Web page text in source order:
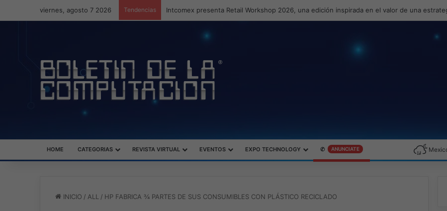
viernes, agosto 7 2026 Tendencias Intcomex presenta Retail Workshop 2026, una edición inspirada en el valor de una
HOME CATEGORIAS REVISTA VIRTUAL EVENTOS EXPO TECHNOLOGY ✆ ANUNCIATE
INICIO / ALL / HP FABRICA ¾ PARTES DE SUS CONSUMIBLES CON PLÁSTICO RECICLADO